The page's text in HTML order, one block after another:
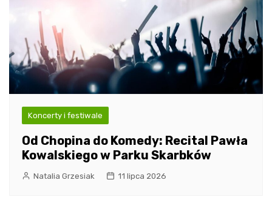
Koncerty i festiwale
Od Chopina do Komedy: Recital Pawła
Kowalskiego w Parku Skarbków
Natalia Grzesiak 11 lipca 2026